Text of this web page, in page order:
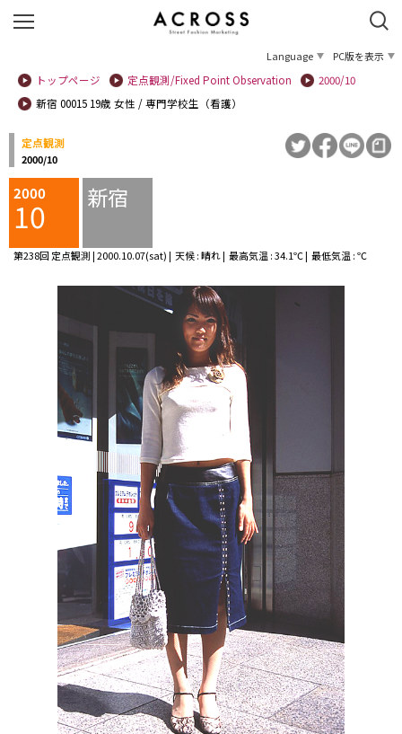
Language
PC版を表示
トップページ
定点観測/Fixed Point Observation
2000/10
新宿 00015 19歳 女性 / 専門学校生（看護）
定点観測
2000/10
2000
10 新宿
第238回 定点観測 | 2000.10.07(sat) | 天候 : 晴れ | 最高気温 : 34.1℃ | 最低気温 : ℃